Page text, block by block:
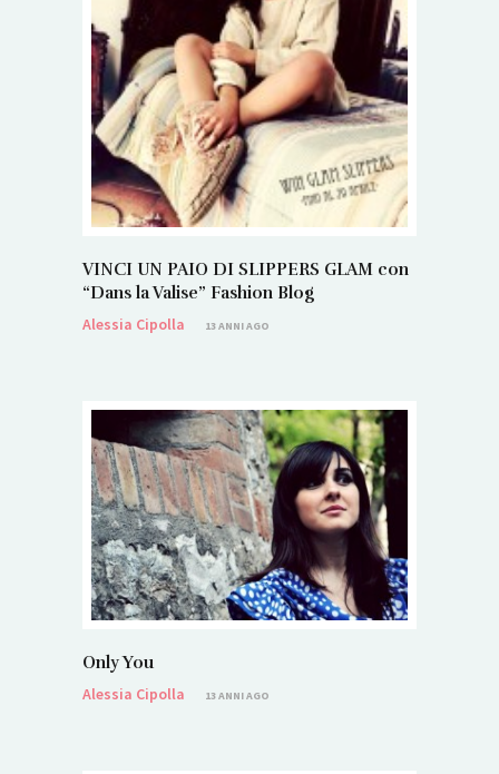
VINCI UN PAIO DI SLIPPERS GLAM con
“Dans la Valise” Fashion Blog
Alessia Cipolla
13 ANNI AGO
Only You
Alessia Cipolla
13 ANNI AGO